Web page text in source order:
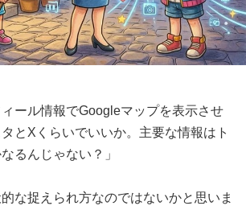
ィール情報でGoogleマップを表示させ
とXくらいでいいか。主要な情報はト
るんじゃない？」
な捉えられ方なのではないかと思いま